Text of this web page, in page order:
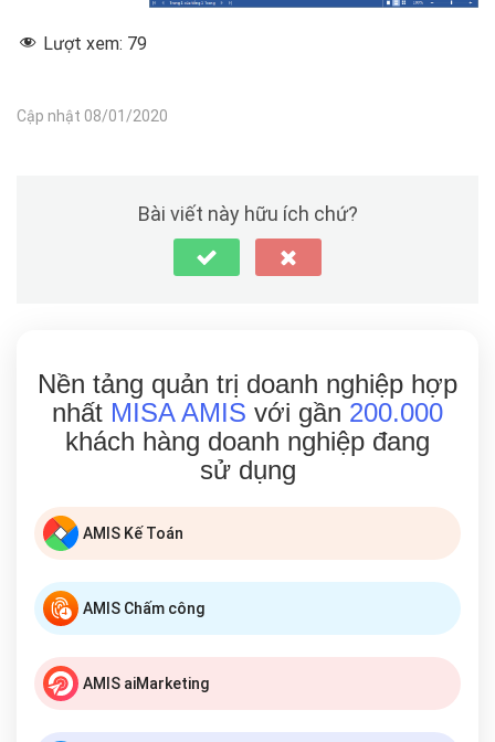
Lượt xem: 79
Cập nhật 08/01/2020
Bài viết này hữu ích chứ?
Nền tảng quản trị doanh nghiệp hợp
nhất MISA AMIS với gần 200.000
khách hàng doanh nghiệp đang
sử dụng
AMIS Kế Toán
AMIS Chấm công
AMIS aiMarketing